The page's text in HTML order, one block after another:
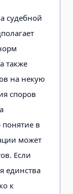
судебной
также
на некую
споров
в
может
Если
единства
к